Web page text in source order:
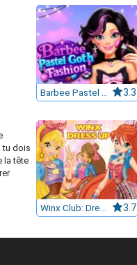
3.3
tu dois
la tête
3.7